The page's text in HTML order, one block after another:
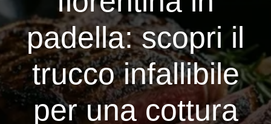
padella: scopri il
trucco infallibile
per una cottura